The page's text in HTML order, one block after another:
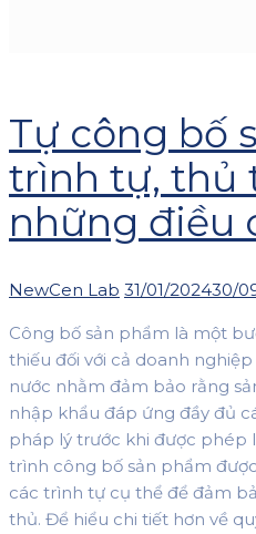
Tự công bố
trình tự, thủ
những điều
Author
NewCen Lab Posted
31/01/202430/
Công bố sản phẩm là một
thiếu đối với cả doanh
nước nhằm đảm bảo rằng
nhập khẩu đáp ứng đầy đủ
pháp lý trước khi được phép
trình công bố sản phẩm
các trình tự cụ thể để đảm
thủ. Để hiểu chi tiết hơn về